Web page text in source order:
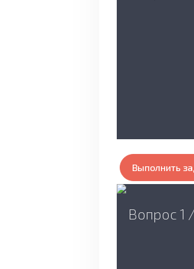
Выполнить
Вопрос 1